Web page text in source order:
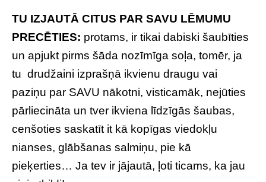
TU IZJAUTĀ CITUS PAR SAVU LĒMUMU
PRECĒTIES: protams, ir tikai dabiski šaubīties
un apjukt pirms šāda nozīmīga soļa, tomēr, ja
tu drudžaini izprašņā ikvienu draugu vai
paziņu par SAVU nākotni, visticamāk, nejūties
pārliecināta un tver ikviena līdzīgās šaubas,
cenšoties saskatīt it kā kopīgas viedokļu
nianses, glābšanas salmiņu, pie kā
pieķerties… Ja tev ir jājautā, ļoti ticams, ka jau